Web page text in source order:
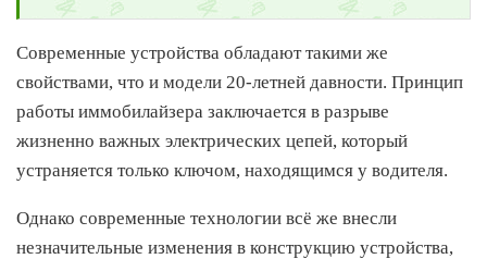
Современные устройства обладают такими же
свойствами, что и модели 20-летней давности. Принцип
работы иммобилайзера заключается в разрыве
жизненно важных электрических цепей, который
устраняется только ключом, находящимся у водителя.
Однако современные технологии всё же внесли
незначительные изменения в конструкцию устройства,